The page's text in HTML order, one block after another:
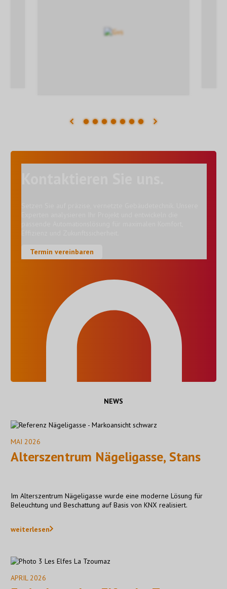
Termin vereinbaren
NEWS
MAI 2026
Alterszentrum Nägeligasse, Stans
Im Alterszentrum Nägeligasse wurde eine moderne Lösung für
Beleuchtung und Beschattung auf Basis von KNX realisiert.
weiterlesen
APRIL 2026